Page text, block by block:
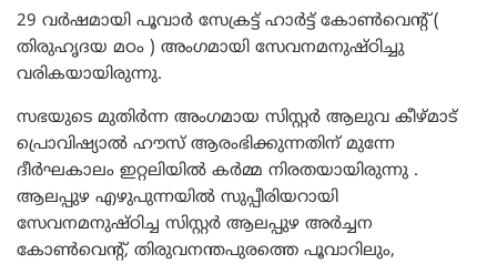
29 വർഷമായി പൂവാർ സേക്രട്ട് ഹാർട്ട് കോൺവെന്റ് (
തിരുഹൃദയ മഠം ) അംഗമായി സേവനമനുഷ്ഠിച്ചു
വരികയായിരുന്നു.
സഭയുടെ മുതിർന്ന അംഗമായ സിസ്റ്റർ ആലുവ കീഴ്മാട്
പ്രൊവിഷ്യാൽ ഹൗസ് ആരംഭിക്കുന്നതിന് മുന്നേ
ദീർഘകാലം ഇറ്റലിയിൽ കർമ്മ നിരതയായിരുന്നു .
ആലപ്പുഴ എഴുപുന്നയിൽ സുപ്പീരിയറായി
സേവനമനുഷ്ഠിച്ച സിസ്റ്റർ ആലപ്പുഴ അർച്ചന
കോൺവെന്റ്, തിരുവനന്തപുരത്തെ പൂവാറിലും,